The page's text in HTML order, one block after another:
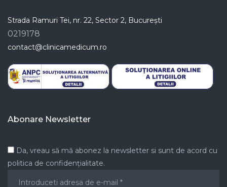
Strada Ramuri Tei, nr. 22, Sector 2, București
0219178
contact@clinicamedicum.ro
Abonare Newsletter
Da, vreau să mă abonez la newsletter si sunt de acord cu
politica de confidențialitate.